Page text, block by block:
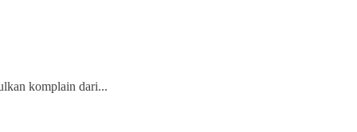
komplain dari...